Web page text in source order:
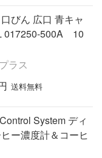
びん 広口 青キャ
017250-500A 10
ラス
送料無料
System ディ
ー濃度計＆コーヒ